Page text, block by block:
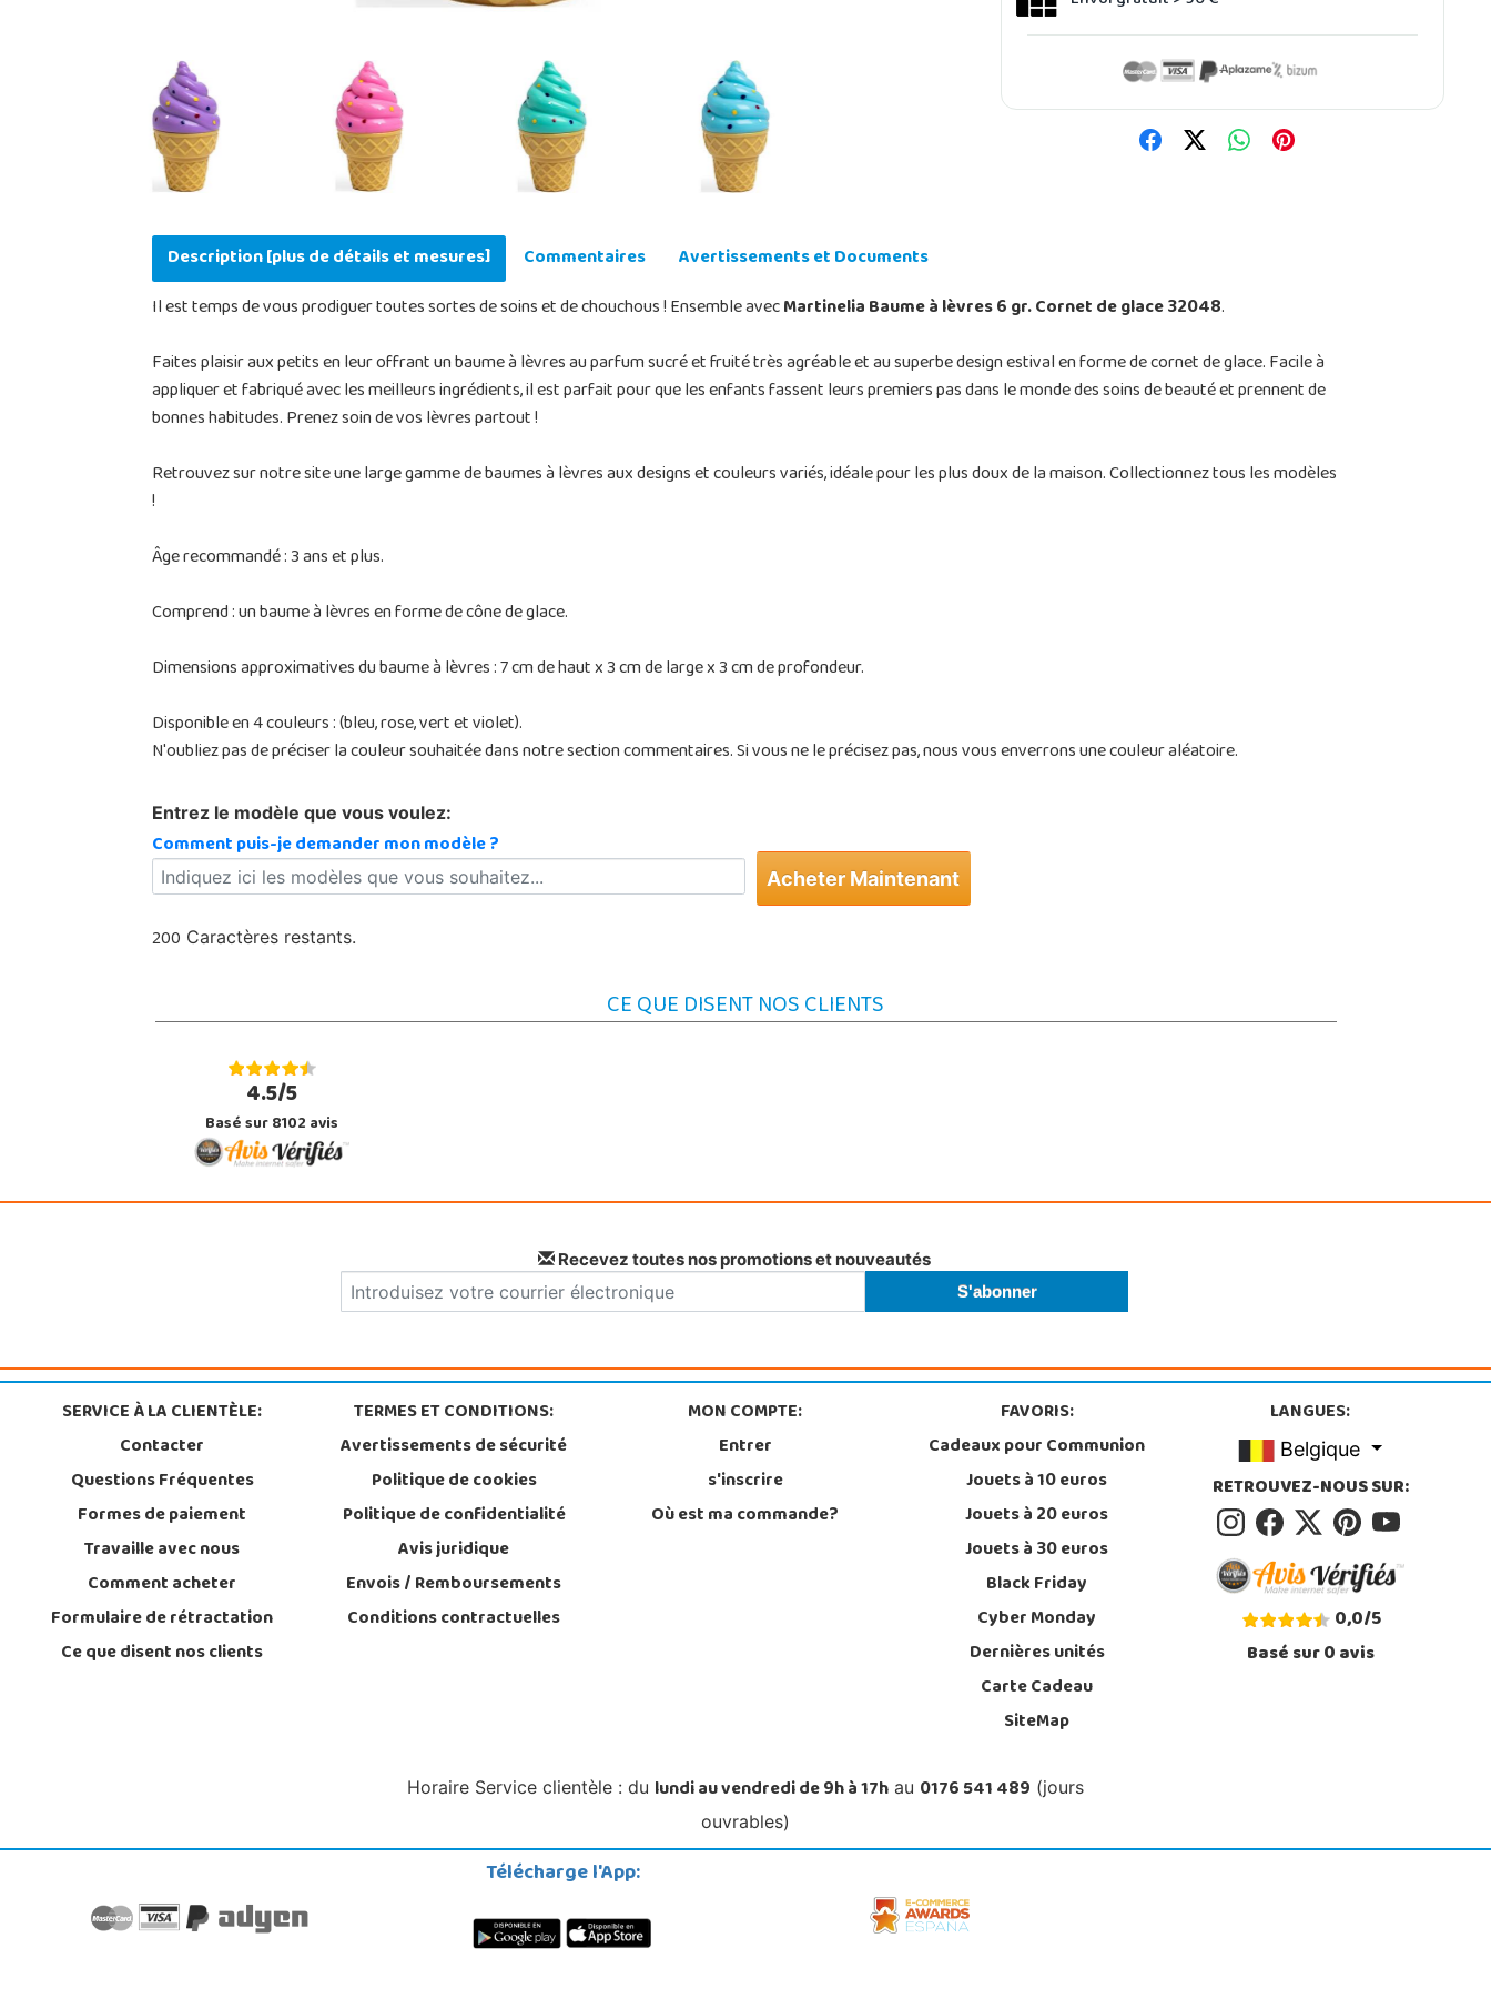
Description [plus de détails et mesures] Commentaires
Avertissements et Documents
Il est temps de vous prodiguer toutes sortes de soins et de chouchous ! Ensemble avecMartinelia Baume à lèvres 6 gr. Cornet de glace 32048.
Faites plaisir aux petits en leur offrant un baume à lèvres au parfum sucré et fruité très agréable et au superbe design estival en forme de cornet de glace. Facile à
appliquer et fabriqué avec les meilleurs ingrédients, il est parfait pour que les enfants fassent leurs premiers pas dans le monde des soins de beauté et prennent de
bonnes habitudes. Prenez soin de vos lèvres partout !
Retrouvez sur notre site une large gamme de baumes à lèvres aux designs et couleurs variés, idéale pour les plus doux de la maison. Collectionnez tous les modèles
!
Âge recommandé : 3 ans et plus.
Comprend : un baume à lèvres en forme de cône de glace.
Dimensions approximatives du baume à lèvres : 7 cm de haut x 3 cm de large x 3 cm de profondeur.
Disponible en 4 couleurs : (bleu, rose, vert et violet).
N'oubliez pas de préciser la couleur souhaitée dans notre section commentaires. Si vous ne le précisez pas, nous vous enverrons une couleur aléatoire.
Entrez le modèle que vous voulez:
Comment puis-je demander mon modèle ?
Acheter Maintenant
200 Caractères restants.
CE QUE DISENT NOS CLIENTS
4.5/5
Basé sur 8102 avis
Recevez toutes nos promotions et nouveautés
SERVICE À LA CLIENTÈLE:
Contacter
Questions Fréquentes
Formes de paiement
Travaille avec nous
Comment acheter
Formulaire de rétractation
Ce que disent nos clients
TERMES ET CONDITIONS:
Avertissements de sécurité
Politique de cookies
Politique de confidentialité
Avis juridique
Envois / Remboursements
Conditions contractuelles
MON COMPTE:
Entrer
s'inscrire
Où est ma commande?
FAVORIS:
Cadeaux pour Communion
Jouets à 10 euros
Jouets à 20 euros
Jouets à 30 euros
Black Friday
Cyber Monday
Dernières unités
Carte Cadeau
SiteMap
LANGUES:
Belgique
RETROUVEZ-NOUS SUR:
0,0/5
Basé sur0avis
Horaire Service clientèle : du lundi au vendredi de 9h à 17h au 0176 541 489 (jours
ouvrables)
Télécharge l'App: